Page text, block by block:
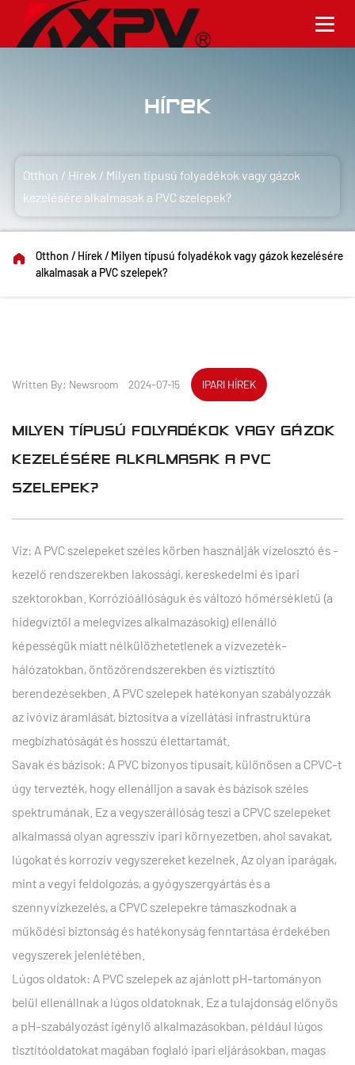
Hírek
Otthon / Hírek / Milyen típusú folyadékok vagy gázok
kezelésére alkalmasak a PVC szelepek?
Otthon / Hírek/ Milyen típusú folyadékok vagy gázok kezelésére
alkalmasak a PVC szelepek?
Written By: Newsroom 2024-07-15 IPARI HÍREK
MILYEN TÍPUSÚ FOLYADÉKOK VAGY GÁZOK
KEZELÉSÉRE ALKALMASAK A PVC
SZELEPEK?
Víz: A PVC szelepeket széles körben használják vízelosztó és -
kezelő rendszerekben lakossági, kereskedelmi és ipari
szektorokban. Korrózióállóságuk és változó hőmérsékletű (a
hidegvíztől a melegvizes alkalmazásokig) ellenálló
képességük miatt nélkülözhetetlenek a vízvezeték-
hálózatokban, öntözőrendszerekben és víztisztító
berendezésekben. A PVC szelepek hatékonyan szabályozzák
az ivóvíz áramlását, biztosítva a vízellátási infrastruktúra
megbízhatóságát és hosszú élettartamát.
Savak és bázisok: A PVC bizonyos típusait, különösen a CPVC-t
úgy tervezték, hogy ellenálljon a savak és bázisok széles
spektrumának. Ez a vegyszerállóság teszi a CPVC szelepeket
alkalmassá olyan agresszív ipari környezetben, ahol savakat,
lúgokat és korrozív vegyszereket kezelnek. Az olyan iparágak,
mint a vegyi feldolgozás, a gyógyszergyártás és a
szennyvízkezelés, a CPVC szelepekre támaszkodnak a
működési biztonság és hatékonyság fenntartása érdekében
vegyszerek jelenlétében.
Lúgos oldatok: A PVC szelepek az ajánlott pH-tartományon
belül ellenállnak a lúgos oldatoknak. Ez a tulajdonság előnyös
a pH-szabályozást igénylő alkalmazásokban, például lúgos
tisztítóoldatokat magában foglaló ipari eljárásokban, magas